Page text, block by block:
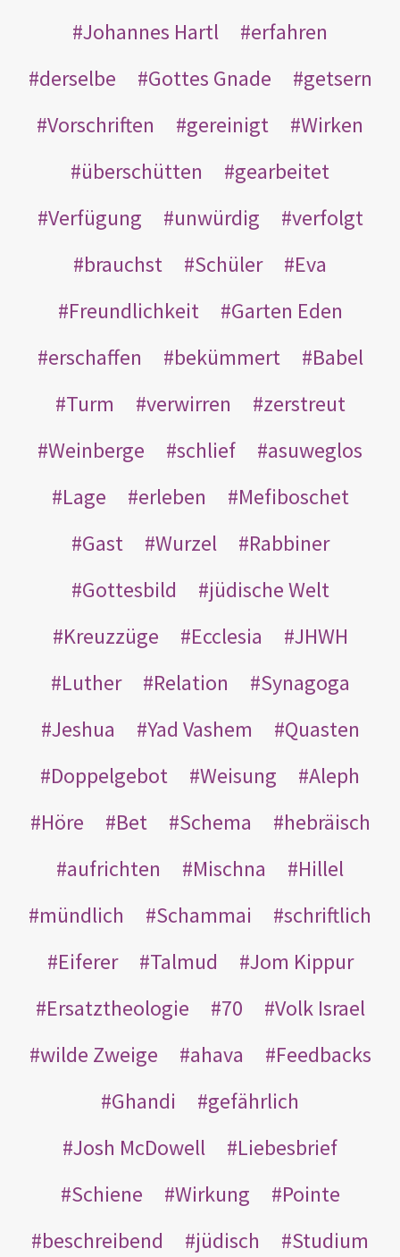
Johannes Hartl
erfahren
derselbe
Gottes Gnade
getsern
Vorschriften
gereinigt
Wirken
überschütten
gearbeitet
Verfügung
unwürdig
verfolgt
brauchst
Schüler
Eva
Freundlichkeit
Garten Eden
erschaffen
bekümmert
Babel
Turm
verwirren
zerstreut
Weinberge
schlief
asuweglos
Lage
erleben
Mefiboschet
Gast
Wurzel
Rabbiner
Gottesbild
jüdische Welt
Kreuzzüge
Ecclesia
JHWH
Luther
Relation
Synagoga
Jeshua
Yad Vashem
Quasten
Doppelgebot
Weisung
Aleph
Höre
Bet Schema
hebräisch
aufrichten
Mischna
Hillel
mündlich
Schammai
schriftlich
Eiferer
Talmud
Jom Kippur
Ersatztheologie
70
Volk Israel
wilde Zweige
ahava
Feedbacks
Ghandi
gefährlich
Josh McDowell
Liebesbrief
Schiene
Wirkung
Pointe
beschreibend
jüdisch Studium